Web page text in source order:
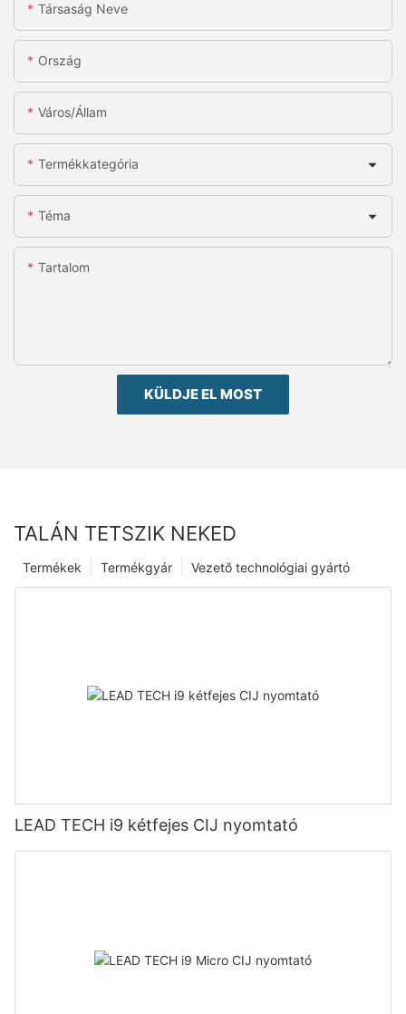
Társaság Neve
Ország
Város/állam
Termékkategória
Téma
Tartalom
KÜLDJE EL MOST
TALÁN TETSZIK NEKED
Vezető technológiai gyártó
Termékgyár
Termékek
LEAD TECH i9 kétfejes CIJ nyomtató